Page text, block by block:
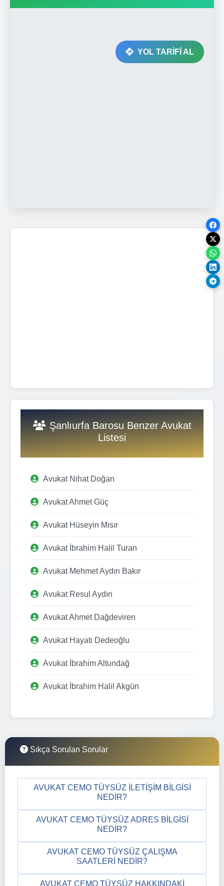
YOL TARİFİ AL
Şanlıurfa Barosu Benzer Avukat
Listesi
Avukat Nihat Doğan
Avukat Ahmet Güç
Avukat Hüseyin Mısır
Avukat İbrahim Halil Turan
Avukat Mehmet Aydın Bakır
Avukat Resul Aydın
Avukat Ahmet Dağdeviren
Avukat Hayati Dedeoğlu
Avukat İbrahim Altundağ
Avukat İbrahim Halil Akgün
Sıkça Sorulan Sorular
AVUKAT CEMO TÜYSÜZ İLETIŞIM BILGISI
NEDIR?
AVUKAT CEMO TÜYSÜZ ADRES BILGISI
NEDIR?
AVUKAT CEMO TÜYSÜZ ÇALIŞMA
SAATLERI NEDIR?
AVUKAT CEMO TÜYSÜZ HAKKINDAKI